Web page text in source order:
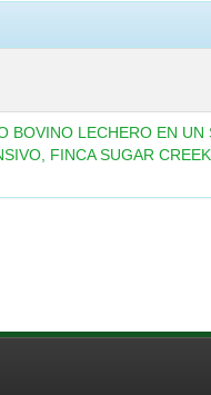
BOVINO LECHERO EN UN
FINCA SUGAR